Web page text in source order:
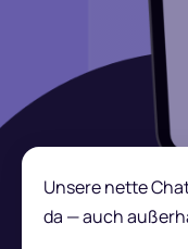
Unsere nette
da — auch